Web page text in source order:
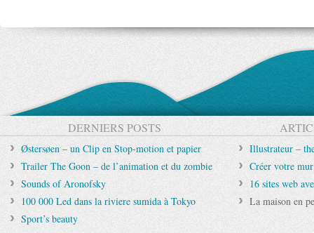
DERNIERS POSTS
Østersøen – un Clip en Stop-motion et papier
Trailer The Goon – de l’animation et du zombie
Sounds of Aronofsky
100 000 Led dans la riviere sumida à Tokyo
Sport’s beauty
Illustrateur –
Créer votre
16 sites web
La maison en